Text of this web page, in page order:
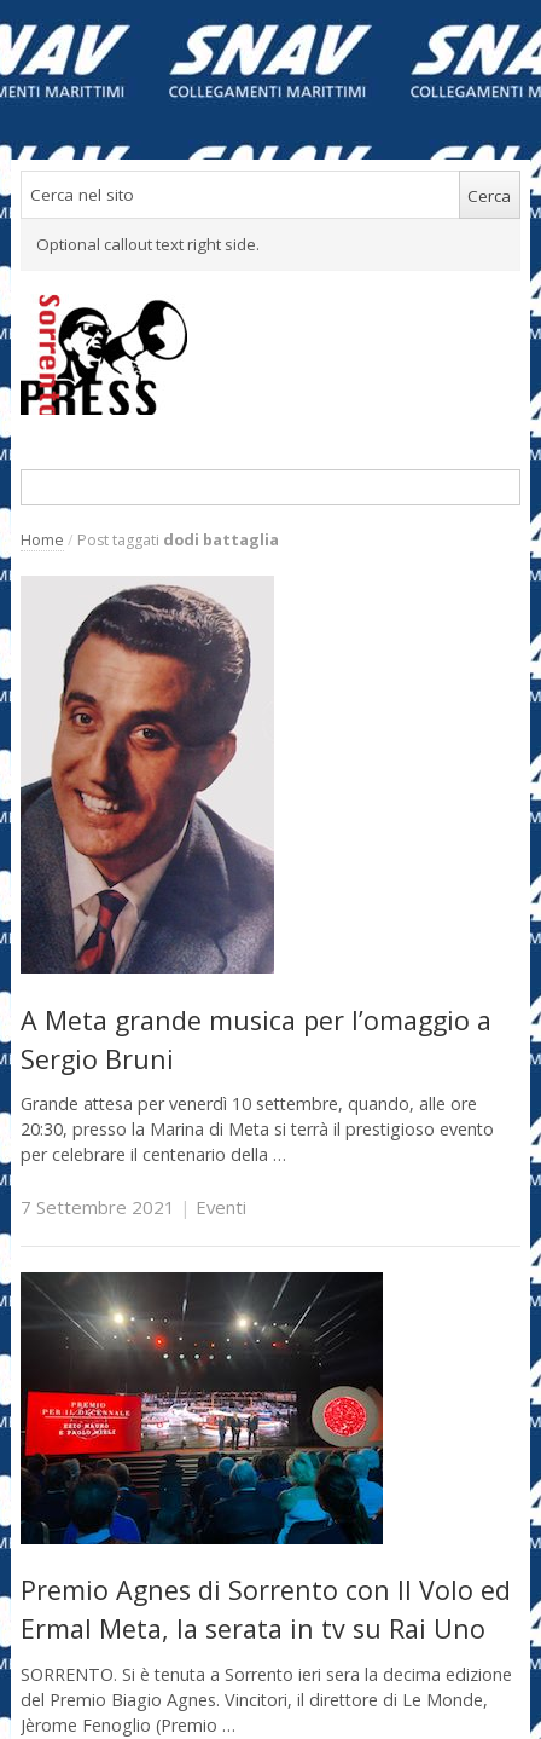
Optional callout text right side.
Home / Post taggati dodi battaglia
A Meta grande musica per l’omaggio a
Sergio Bruni
Grande attesa per venerdì 10 settembre, quando, alle ore
20:30, presso la Marina di Meta si terrà il prestigioso evento
per celebrare il centenario della …
7 Settembre 2021 | Eventi
Premio Agnes di Sorrento con Il Volo ed
Ermal Meta, la serata in tv su Rai Uno
SORRENTO. Si è tenuta a Sorrento ieri sera la decima edizione
del Premio Biagio Agnes. Vincitori, il direttore di Le Monde,
Jèrome Fenoglio (Premio …